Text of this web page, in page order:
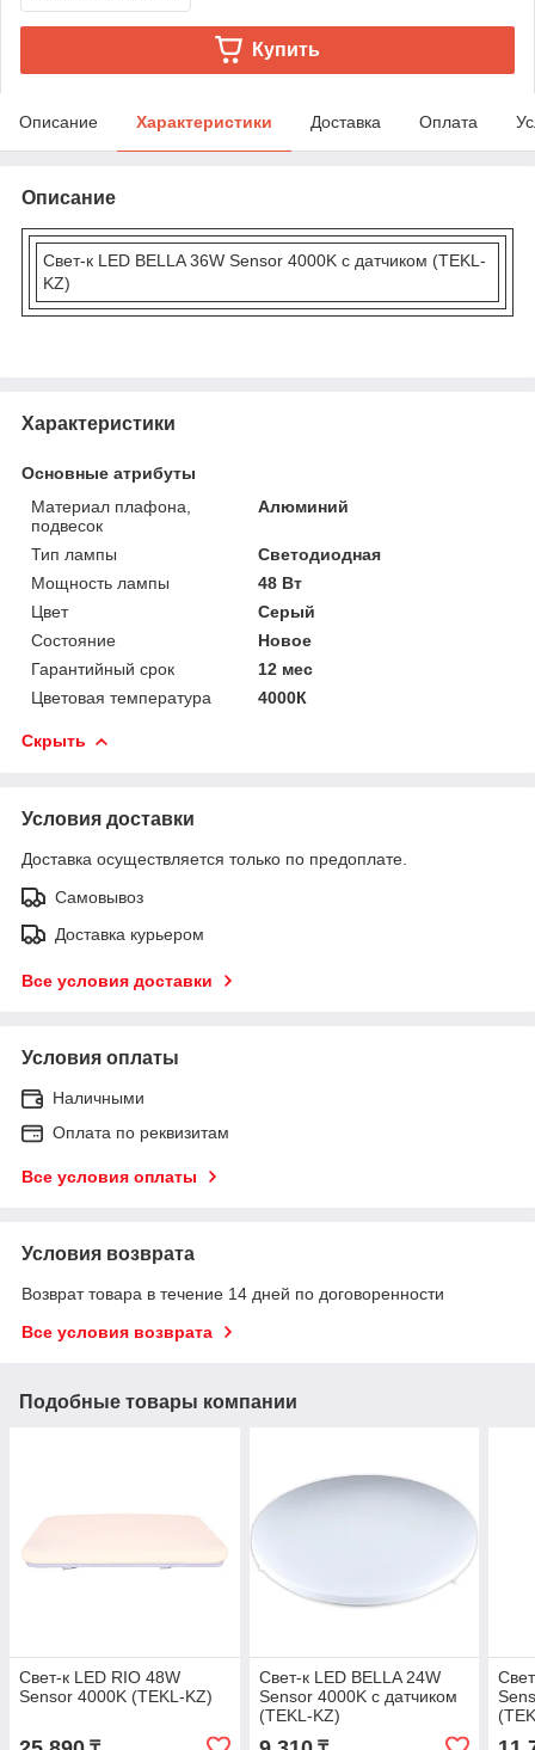
Купить
Описание Характеристики Доставка Оплата
Описание
Свет-к LED BELLA 36W Sensor 4000K с датчиком (TEKL-
KZ)
Характеристики
Основные атрибуты
Материал плафона,
подвесок
Алюминий
Тип лампы
Светодиодная
Мощность лампы
48 Вт
Цвет
Серый
Состояние
Новое
Гарантийный срок
12 мес
Цветовая температура
4000К
Скрыть
Условия доставки
Доставка осуществляется только по предоплате.
Самовывоз
Доставка курьером
Все условия доставки
Условия оплаты
Наличными
Оплата по реквизитам
Все условия оплаты
Условия возврата
Возврат товара в течение 14 дней по договоренности
Все условия возврата
Подобные товары компании
Свет-к LED RIO 48W
Sensor 4000K (TEKL-KZ)
Свет-к LED BELLA 24W
Sensor 4000K с датчиком
(TEKL-KZ)